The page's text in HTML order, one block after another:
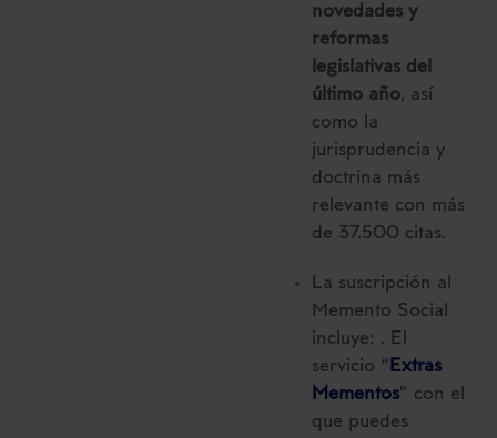
novedades y
reformas
legislativas del
último año, así
como la
jurisprudencia y
doctrina más
relevante con más
de 37.500 citas.
La suscripción al
Memento Social
incluye: . El
servicio “Extras
Mementos” con el
que puedes